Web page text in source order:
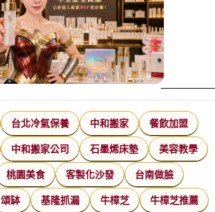
台北冷氣保養 中和搬家 餐飲加盟
中和搬家公司 石墨烯床墊 美容教學
桃園美食 客製化沙發 台南做臉
頌缽 基隆抓漏 牛樟芝 牛樟芝推薦